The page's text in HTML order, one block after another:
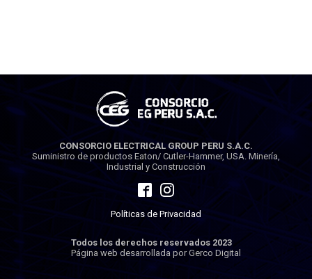
CONSORCIO ELECTRICAL GROUP PERU S.A.C.
Suministro de productos Eaton/ Cutler-Hammer, USA. Minería,
Industrial y Construcción
Políticas de Privacidad
Todos los derechos reservados 2023
Página web desarrollada por Gerco Digital